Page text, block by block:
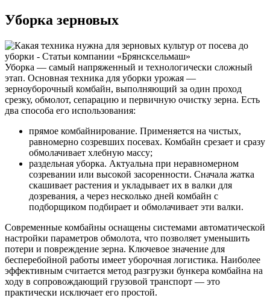
Уборка зерновых
Уборка — самый напряженный и технологически сложный
этап. Основная техника для уборки урожая —
зерноуборочный комбайн, выполняющий за один проход
срезку, обмолот, сепарацию и первичную очистку зерна. Есть
два способа его использования:
прямое комбайнирование. Применяется на чистых,
равномерно созревших посевах. Комбайн срезает и сразу
обмолачивает хлебную массу;
раздельная уборка. Актуальна при неравномерном
созревании или высокой засоренности. Сначала жатка
скашивает растения и укладывает их в валки для
дозревания, а через несколько дней комбайн с
подборщиком подбирает и обмолачивает эти валки.
Современные комбайны оснащены системами автоматической
настройки параметров обмолота, что позволяет уменьшить
потери и повреждение зерна. Ключевое значение для
бесперебойной работы имеет уборочная логистика. Наиболее
эффективным считается метод разгрузки бункера комбайна на
ходу в сопровождающий грузовой транспорт — это
практически исключает его простой.